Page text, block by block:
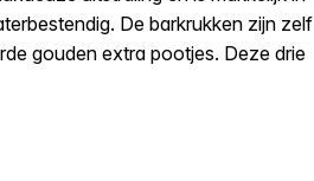
De barkrukken zijn zelf
gouden extra pootjes. Deze drie